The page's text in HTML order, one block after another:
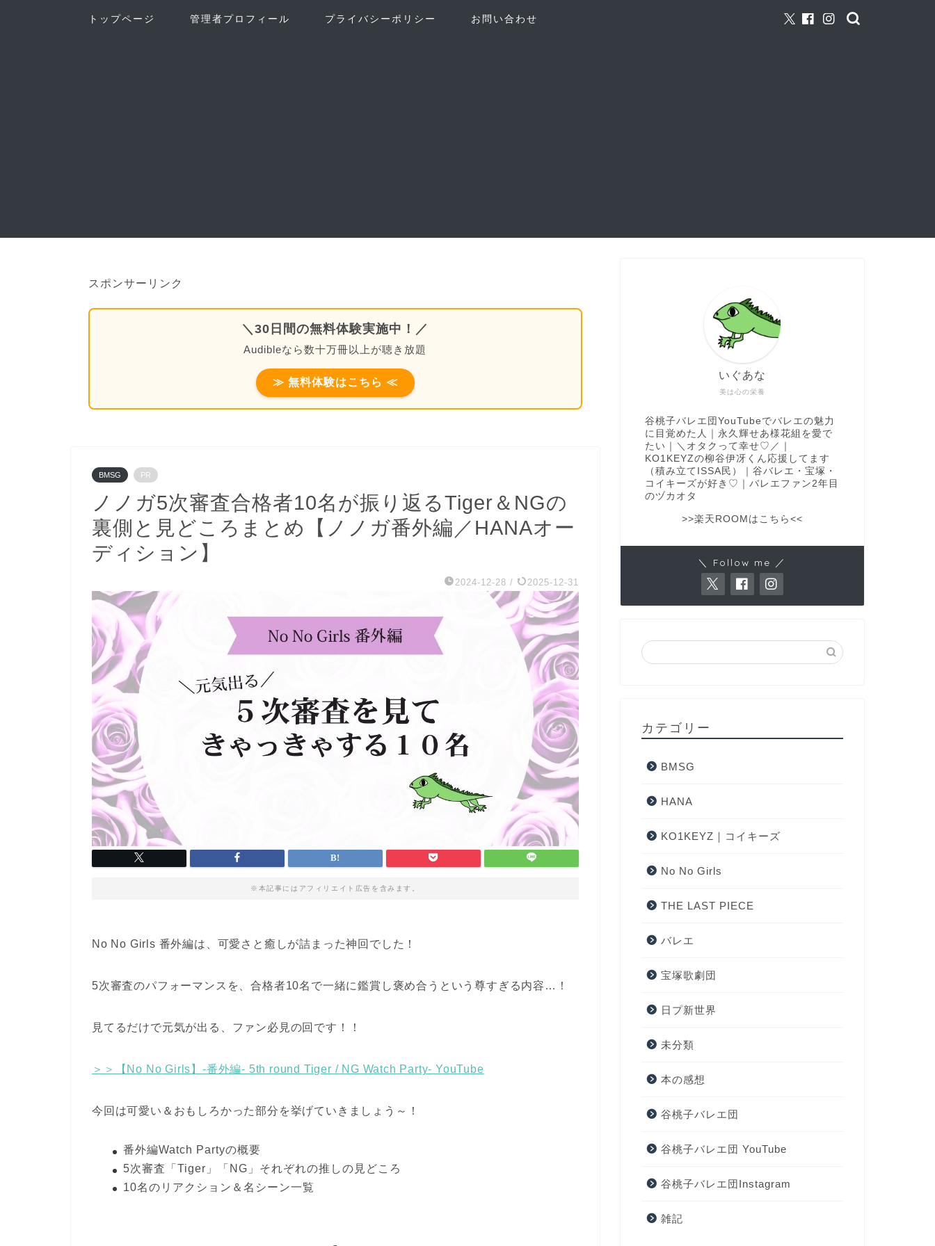
トップページ 管理者プロフィール プライバシーポリシー お問い合わせ
スポンサーリンク
＼30日間の無料体験実施中！／
Audibleなら数十万冊以上が聴き放題
≫ 無料体験はこちら ≪
BMSG PR
ノノガ5次審査合格者10名が振り返るTiger＆NGの
裏側と見どころまとめ【ノノガ番外編／HANAオー
ディション】
2024-12-28 / 2025-12-31
※本記事にはアフィリエイト広告を含みます。
No No Girls 番外編は、可愛さと癒しが詰まった神回でした！
5次審査のパフォーマンスを、合格者10名で一緒に鑑賞し褒め合うという尊すぎる内容…！
見てるだけで元気が出る、ファン必見の回です！！
＞＞【No No Girls】-番外編- 5th round Tiger / NG Watch Party- YouTube
今回は可愛い＆おもしろかった部分を挙げていきましょう～！
番外編Watch Partyの概要
5次審査「Tiger」「NG」それぞれの推しの見どころ
10名のリアクション＆名シーン一覧
美は心の栄養
いぐあな
谷桃子バレエ団YouTubeでバレエの魅力
に目覚めた人｜永久輝せあ様花組を愛で
たい｜＼オタクって幸せ♡／｜
KO1KEYZの柳谷伊冴くん応援してます
（積み立てISSA民）｜谷バレエ・宝塚・
コイキーズが好き♡｜バレエファン2年目
のヅカオタ
>>楽天ROOMはこちら<<
＼ Follow me ／
カテゴリー
BMSG
HANA
KO1KEYZ｜コイキーズ
No No Girls
THE LAST PIECE
バレエ
宝塚歌劇団
日プ新世界
未分類
本の感想
谷桃子バレエ団
谷桃子バレエ団 YouTube
谷桃子バレエ団Instagram
雑記